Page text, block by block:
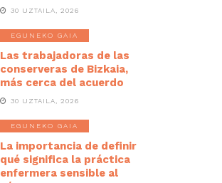
30 UZTAILA, 2026
EGUNEKO GAIA
Las trabajadoras de las
conserveras de Bizkaia,
más cerca del acuerdo
30 UZTAILA, 2026
EGUNEKO GAIA
La importancia de definir
qué significa la práctica
enfermera sensible al